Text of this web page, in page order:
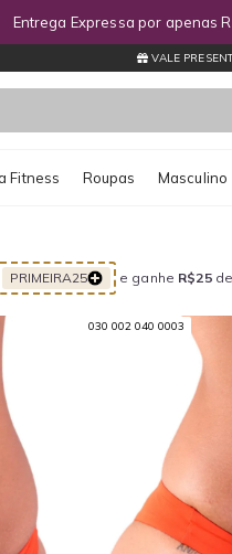
Entrega Expressa por apenas
VALE
Masculino
Roupas
Fitness
PRIMEIRA25 e ganhe R$25
030 002 040 0003